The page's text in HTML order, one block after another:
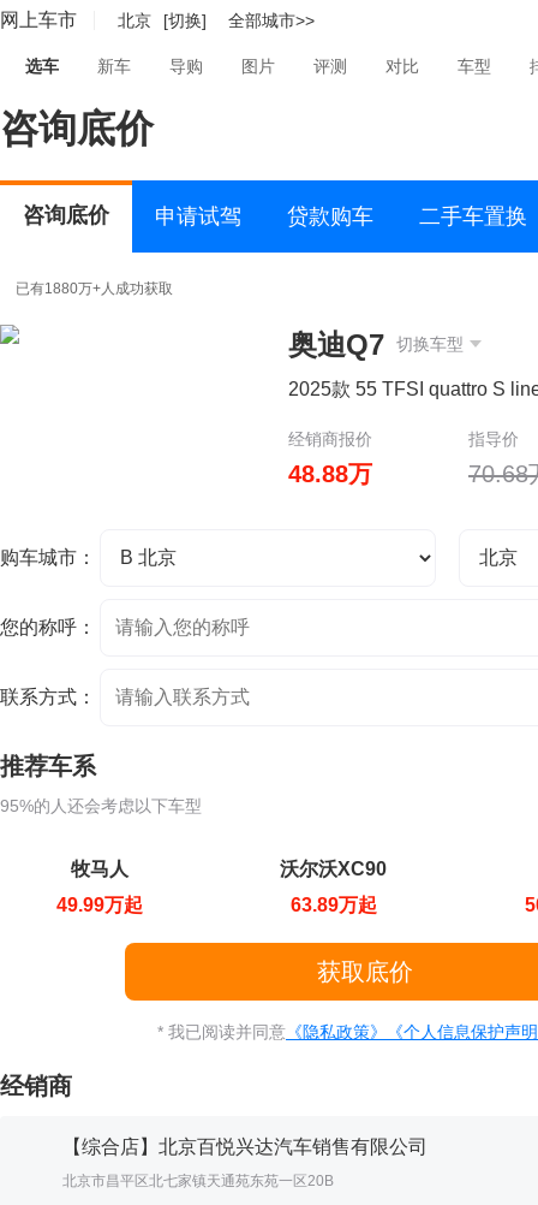
网上车市 北京 [切换] 全部城市>>
选车 新车 导购 图片 评测 对比 车型
咨询底价
咨询底价 申请试驾 贷款购车 二手车置换
已有1880万+人成功获取
奥迪Q7 切换车型
2025款 55 TFSI quattro S
经销商报价 指导价
48.88万 70.68
购车城市：
您的称呼：
联系方式：
推荐车系
95%的人还会考虑以下车型
牧马人
49.99万起
沃尔沃XC90
63.89万起
* 我已阅读并同意 《隐私政策》 《个人信息保护声
经销商
【综合店】北京百悦兴达汽车销售有限公司
北京市昌平区北七家镇天通苑东苑一区20B